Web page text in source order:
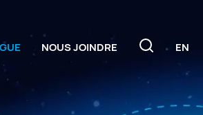
NOUS JOINDRE EN